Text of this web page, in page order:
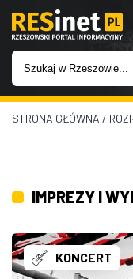
WIADOMOŚCI
IMPREZY
ROZRYWKA
STRONA GŁÓWNA /
IMPREZY I
KONCERT